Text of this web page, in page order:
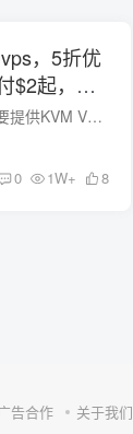
，5折优
$2起，可
机房
Digital-VM，2019初成立的商家，主要提供KVM VPS，分为两类，一类为大空间，限制流量，价格略低；一类配置高，价格也略高，但为10Gbit/s端口不限流量。有国内速度不错的日本、新加坡数据中心，...
0 1W+ 8
告合作 关于我们